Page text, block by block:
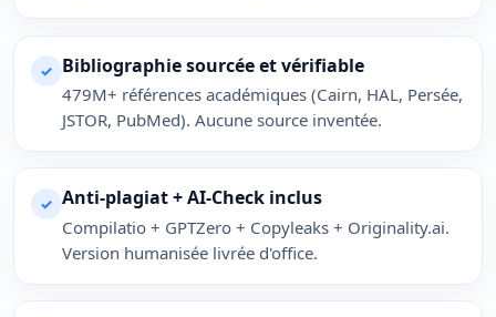
✓ Bibliographie sourcée et vérifiable
479M+ références académiques (Cairn, HAL, Persée,
JSTOR, PubMed). Aucune source inventée.
✓ Anti-plagiat + AI-Check inclus
Compilatio + GPTZero + Copyleaks + Originality.ai.
Version humanisée livrée d'office.